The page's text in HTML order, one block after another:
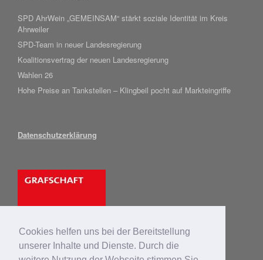
Cookies helfen uns bei der Bereitstellung
unserer Inhalte und Dienste. Durch die
SPD AhrWein „GEMEINSAM“ stärkt soziale Identität im Kreis
Ahrweiler
SPD-Team in neuer Landesregierung
Koalitionsvertrag der neuen Landesregierung
Wahlen 26
Hohe Preise an Tankstellen – Klingbeil pocht auf Markteingriffe
Datenschutzerklärung